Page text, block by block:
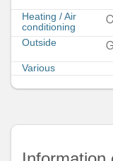
Heating / Air
conditioning
Outside
Various